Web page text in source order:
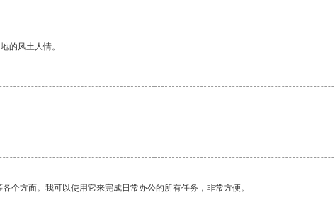
的风土人情。
个方面。我可以使用它来完成日常办公的所有任务，非常方便。